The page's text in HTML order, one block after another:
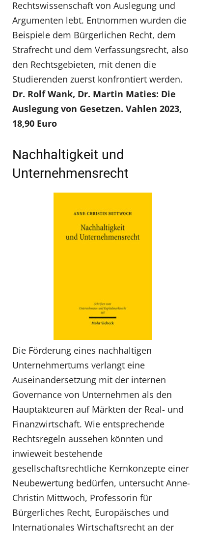
Rechtswissenschaft von Auslegung und
Argumenten lebt. Entnommen wurden die
Beispiele dem Bürgerlichen Recht, dem
Strafrecht und dem Verfassungsrecht, also
den Rechtsgebieten, mit denen die
Studierenden zuerst konfrontiert werden.
Dr. Rolf Wank, Dr. Martin Maties: Die
Auslegung von Gesetzen. Vahlen 2023,
18,90 Euro
Nachhaltigkeit und
Unternehmensrecht
Die Förderung eines nachhaltigen
Unternehmertums verlangt eine
Auseinandersetzung mit der internen
Governance von Unternehmen als den
Hauptakteuren auf Märkten der Real- und
Finanzwirtschaft. Wie entsprechende
Rechtsregeln aussehen könnten und
inwieweit bestehende
gesellschaftsrechtliche Kernkonzepte einer
Neubewertung bedürfen, untersucht Anne-
Christin Mittwoch, Professorin für
Bürgerliches Recht, Europäisches und
Internationales Wirtschaftsrecht an der